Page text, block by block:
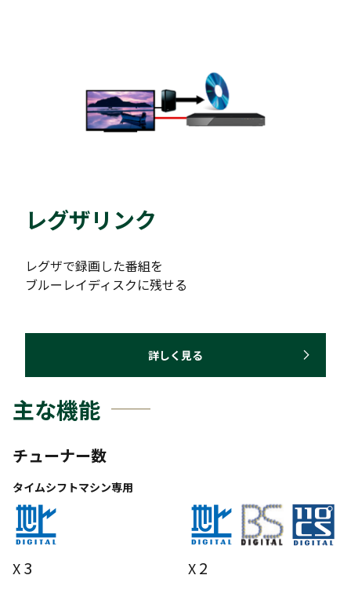
レグザリンク
レグザで録画した番組を
ブルーレイディスクに残せる
詳しく見る
主な機能
チューナー数
タイムシフトマシン専用
X3 X2